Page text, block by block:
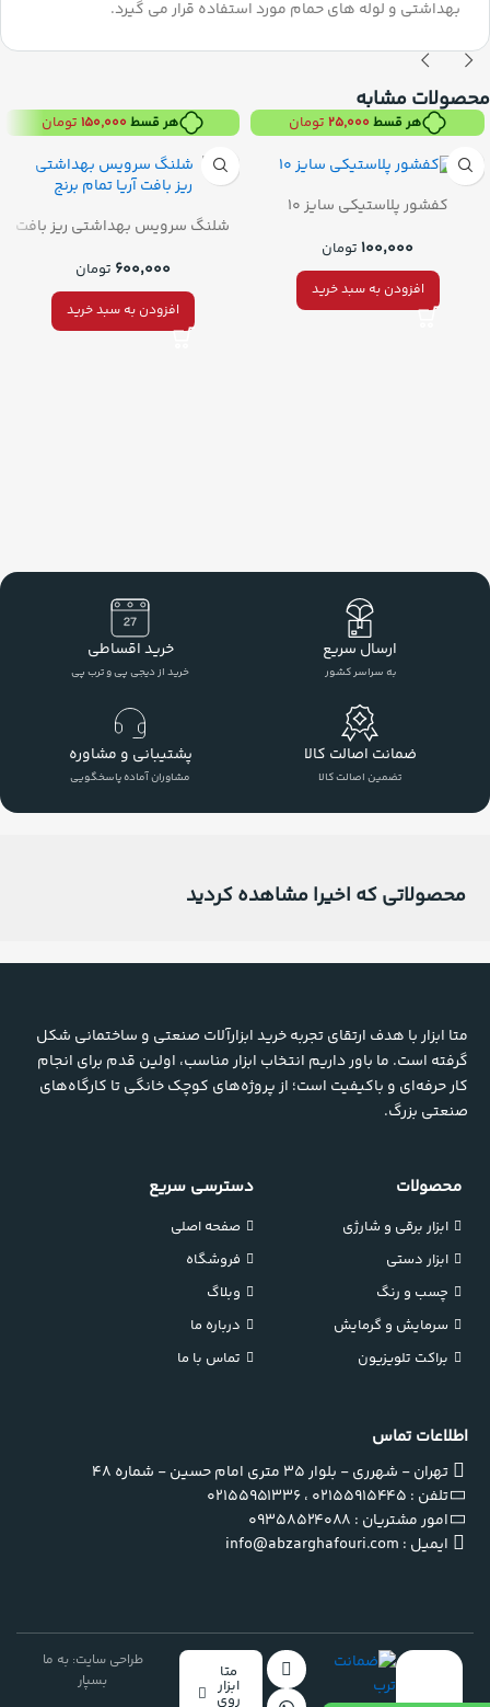
بهداشتی و لوله های حمام مورد استفاده قرار می گیرد.
محصولات مشابه
هر قسط۲۵,۰۰۰ تومان
کفشور پلاستیکی سایز 10
۱۰۰,۰۰۰ تومان
افزودن به سبد خرید
هر قسط۱۵۰,۰۰۰ تومان
شلنگ سرویس بهداشتی ریز بافت
۶۰۰,۰۰۰ تومان
افزودن به سبد خرید
ارسال سریع
به سراسر کشور
خرید اقساطی
خرید از دیجی پی و ترب پی
ضمانت اصالت کالا
تضمین اصالت کالا
پشتیبانی و مشاوره
مشاوران آماده پاسخگویی
محصولاتی که اخیرا مشاهده کردید
متا ابزار با هدف ارتقای تجربه خرید ابزارآلات صنعتی و ساختمانی شکل
گرفته است. ما باور داریم انتخاب ابزار مناسب، اولین قدم برای انجام
کار حرفه‌ای و باکیفیت است؛ از پروژه‌های کوچک خانگی تا کارگاه‌های
صنعتی بزرگ.
محصولات
ابزار برقی و شارژی
ابزار دستی
چسب و رنگ
سرمایش و گرمایش
براکت تلویزیون
دسترسی سریع
صفحه اصلی
فروشگاه
وبلاگ
درباره ما
تماس با ما
اطلاعات تماس
تهران - شهرری - بلوار ۳۵ متری امام حسین - شماره ۴۸
تلفن : 02155915445 ، 02155951336
امور مشتریان : 09358524088
ایمیل : info@abzarghafouri.com
متا
ابزار
روی
طراحی سایت: به ما
بسپار